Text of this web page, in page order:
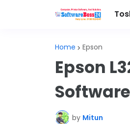
Home Epson
Epson
Software
by Mitun